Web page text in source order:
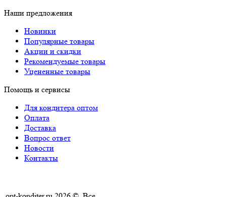
Наши предложения
Новинки
Популярные товары
Акции и скидки
Рекомендуемые товары
Уцененные товары
Помощь и сервисы
Для кондитера оптом
Оплата
Доставка
Вопрос ответ
Новости
Контакты